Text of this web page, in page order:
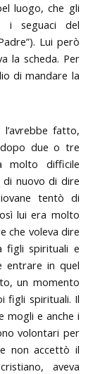
luogo, che gli
i seguaci del
Lui però
la scheda. Per
di mandare la
fatto,
due o tre
molto difficile
nuovo di dire
tentò di
lui era molto
che voleva dire
figli spirituali e
entrare in quel
un momento
figli spirituali. Il
mogli e anche i
volontari per
non accettò il
aveva